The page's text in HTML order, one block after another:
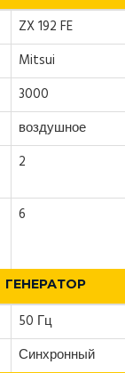
ZX 192 FE
Mitsui
3000
воздушное
2
6
ГЕНЕРАТОР
50 Гц
Синхронный